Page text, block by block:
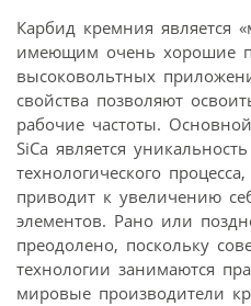
Карбид кремния является
имеющим очень хорошие
высоковольтных
свойства позволяют
рабочие частоты.
SiCa является
технологического
приводит к увеличению
элементов. Рано или
преодолено, поскольку
технологии занимаются
мировые производители